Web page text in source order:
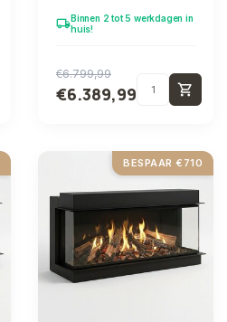
haarden Virtuo Evolve
local_shippingBinnen 2 tot 5 werkdagen in
huis!
€6.799,99
€6.389,99 shopping_cart
BESPAAR €710